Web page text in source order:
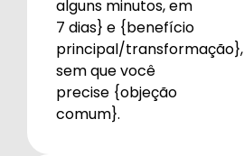
alguns minutos, em
7 dias} e {benefício
principal/transformação},
sem que você
precise {objeção
comum}.